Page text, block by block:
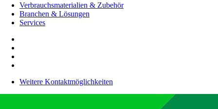
Verbrauchsmaterialien & Zubehör
Branchen & Lösungen
Services
Weitere Kontaktmöglichkeiten